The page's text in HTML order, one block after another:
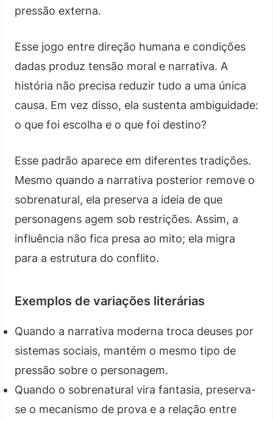
pressão externa.
Esse jogo entre direção humana e condições
dadas produz tensão moral e narrativa. A
história não precisa reduzir tudo a uma única
causa. Em vez disso, ela sustenta ambiguidade:
o que foi escolha e o que foi destino?
Esse padrão aparece em diferentes tradições.
Mesmo quando a narrativa posterior remove o
sobrenatural, ela preserva a ideia de que
personagens agem sob restrições. Assim, a
influência não fica presa ao mito; ela migra
para a estrutura do conflito.
Exemplos de variações literárias
Quando a narrativa moderna troca deuses por
sistemas sociais, mantém o mesmo tipo de
pressão sobre o personagem.
Quando o sobrenatural vira fantasia, preserva-
se o mecanismo de prova e a relação entre